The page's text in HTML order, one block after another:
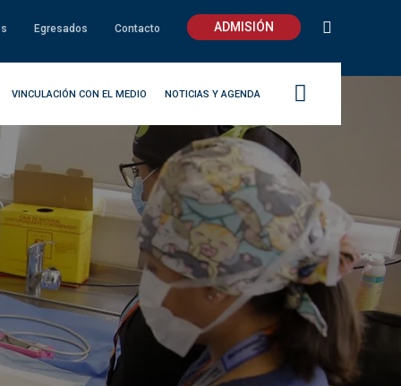
Egresados Contacto ADMISIÓN
VINCULACIÓN CON EL MEDIO NOTICIAS Y AGENDA